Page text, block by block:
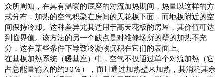
众所周知，在具有温暖的底座的对流加热期间，热量以这样的方
式分布：加热的空气积聚在房间的天花板下面，而地板附近的空
间保持冷却。这种差异尤其适用于高天花板的房屋，其价值可达
到临界值。该方法的另一个缺点是对维修场所的壁的加热不充
分，这在某些条件下导致冷凝物沉积在它们的表面上。
在基板加热系统（暖基座）中，空气不仅通过单个对流加热（它
占总能量输入的约30％），而且通过加热壁来加热，其消耗其余